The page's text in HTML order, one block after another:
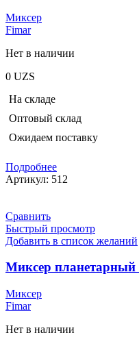
Миксер
Fimar
Нет в наличии
0 UZS
На складе
Оптовый склад
Ожидаем поставку
Подробнее
Артикул: 512
Сравнить
Быстрый просмотр
Добавить в список желаний
Миксер
Миксер
Fimar
Нет в наличии